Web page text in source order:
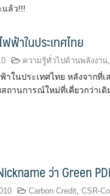
แล้ว!!!
ฟ้าในประเทศไทย
ความรู้ทั่วไปด้านพลังงาน
ในประเทศไทย หลังจากที่เ
ถานการณ์ใหม่ที่เคี่ยวกว่าเดิ
ว่า Green
Carbon Credit ,CSR-